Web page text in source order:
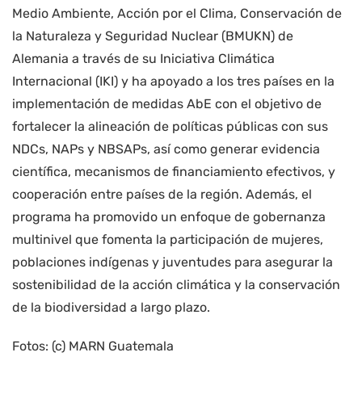
Medio Ambiente, Acción por el Clima, Conservación de
la Naturaleza y Seguridad Nuclear (BMUKN) de
Alemania a través de su Iniciativa Climática
Internacional (IKI) y ha apoyado a los tres países en la
implementación de medidas AbE con el objetivo de
fortalecer la alineación de políticas públicas con sus
NDCs, NAPs y NBSAPs, así como generar evidencia
científica, mecanismos de financiamiento efectivos, y
cooperación entre países de la región. Además, el
programa ha promovido un enfoque de gobernanza
multinivel que fomenta la participación de mujeres,
poblaciones indígenas y juventudes para asegurar la
sostenibilidad de la acción climática y la conservación
de la biodiversidad a largo plazo.
Fotos: (c) MARN Guatemala